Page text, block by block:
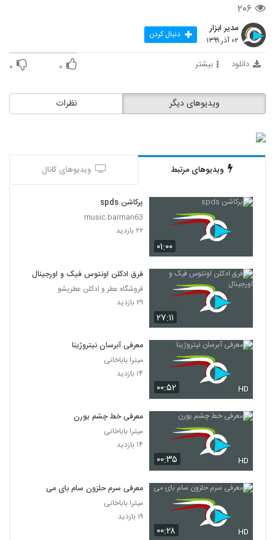
۲۰۶
مدیر ابزار
۰۲ آذر ۱۳۹۹ دنبال کردن
دانلود بیشتر ۰ ۰
نظرات ویدیوهای دیگر
ویدیوهای مرتبط ویدیوهای کانال
۰۱:۰۰
پرکاشن spds
music.barman63
۲۲ بازدید
۲۷:۱۱
فرق ادکلن اونتوس فیک و اورجینال
فروشگاه عطر و ادکلن عطریشو
۲۹ بازدید
۰۰:۵۲ HD
معرفی آبرسان نیتروژینا
میترا باباخانی
۱۴ بازدید
۰۰:۳۵ HD
معرفی خط چشم یورن
میترا باباخانی
۱۴ بازدید
۰۰:۲۸ HD
معرفی سرم حلزون سام بای می
میترا باباخانی
۱۹ بازدید